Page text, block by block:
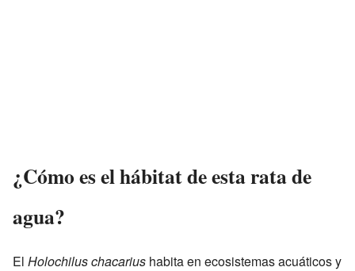
¿Cómo es el hábitat de esta rata de
agua?
El Holochilus chacarius habita en ecosistemas acuáticos y